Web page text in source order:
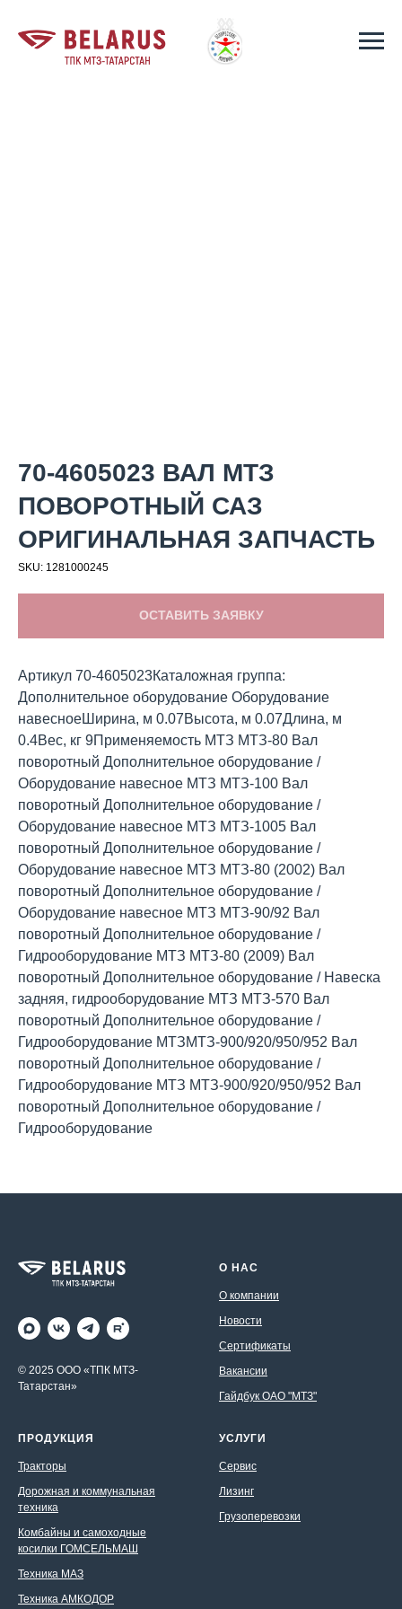
70-4605023 ВАЛ МТЗ
ПОВОРОТНЫЙ САЗ
ОРИГИНАЛЬНАЯ ЗАПЧАСТЬ
SKU: 1281000245
ОСТАВИТЬ ЗАЯВКУ
Артикул 70-4605023Каталожная группа:
Дополнительное оборудование Оборудование
навесноеШирина, м 0.07Высота, м 0.07Длина, м
0.4Вес, кг 9Применяемость МТЗ МТЗ-80 Вал
поворотный Дополнительное оборудование /
Оборудование навесное МТЗ МТЗ-100 Вал
поворотный Дополнительное оборудование /
Оборудование навесное МТЗ МТЗ-1005 Вал
поворотный Дополнительное оборудование /
Оборудование навесное МТЗ МТЗ-80 (2002) Вал
поворотный Дополнительное оборудование /
Оборудование навесное МТЗ МТЗ-90/92 Вал
поворотный Дополнительное оборудование /
Гидрооборудование МТЗ МТЗ-80 (2009) Вал
поворотный Дополнительное оборудование / Навеска
задняя, гидрооборудование МТЗ МТЗ-570 Вал
поворотный Дополнительное оборудование /
Гидрооборудование МТЗМТЗ-900/920/950/952 Вал
поворотный Дополнительное оборудование /
Гидрооборудование МТЗ МТЗ-900/920/950/952 Вал
поворотный Дополнительное оборудование /
Гидрооборудование
© 2025 ООО «ТПК МТЗ-
Татарстан»
О НАС
О компании
Новости
Сертификаты
Вакансии
Гайдбук ОАО "МТЗ"
ПРОДУКЦИЯ
Тракторы
Дорожная и коммунальная
техника
Комбайны и самоходные
косилки ГОМСЕЛЬМАШ
Техника МАЗ
Техника АМКОДОР
УСЛУГИ
Сервис
Лизинг
Грузоперевозки